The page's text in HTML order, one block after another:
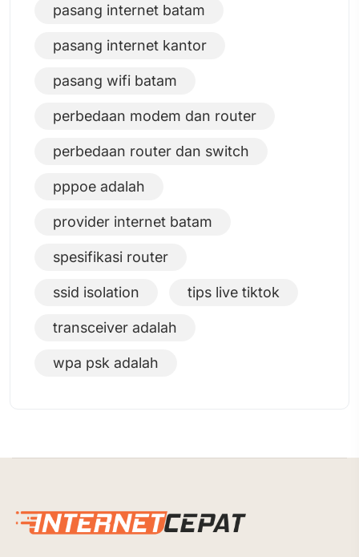
pasang internet batam
pasang internet kantor
pasang wifi batam
perbedaan modem dan router
perbedaan router dan switch
pppoe adalah
provider internet batam
spesifikasi router
ssid isolation tips live tiktok
transceiver adalah
wpa psk adalah